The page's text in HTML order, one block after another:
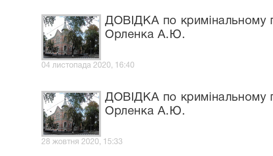
ДОВІДКА по кримінальному
Орленка А.Ю.
04 листопада 2020, 16:40
ДОВІДКА по кримінальному
Орленка А.Ю.
28 жовтня 2020, 15:33